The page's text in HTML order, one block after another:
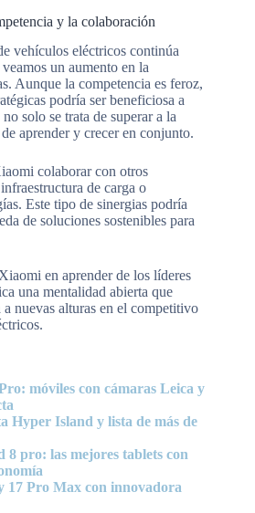
y la colaboración
vehículos eléctricos continúa
un aumento en la
Aunque la competencia es feroz,
podría ser beneficiosa a
solo se trata de superar a la
aprender y crecer en conjunto.
colaborar con otros
de carga o
Este tipo de sinergias podría
de soluciones sostenibles para
en aprender de los líderes
una mentalidad abierta que
nuevas alturas en el competitivo
móviles con cámaras Leica y
Hyper Island y lista de más de
8 pro: las mejores tablets con
17 Pro Max con innovadora